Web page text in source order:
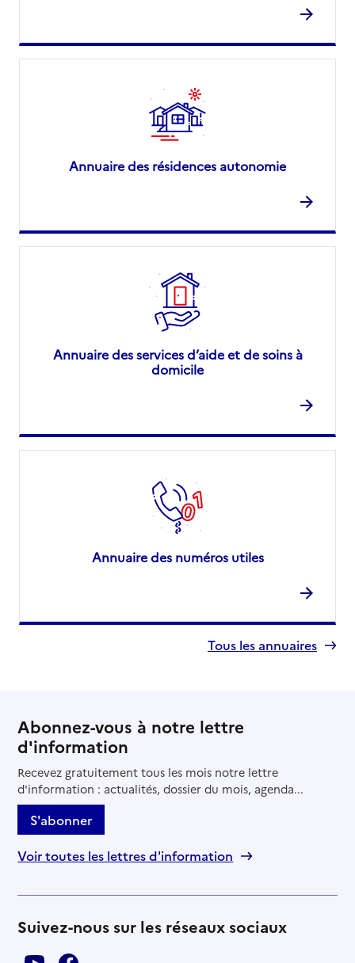
Annuaire des résidences autonomie
Annuaire des services d’aide et de soins à
domicile
Annuaire des numéros utiles
Tous les annuaires
Abonnez-vous à notre lettre
d'information
Recevez gratuitement tous les mois notre lettre
d'information : actualités, dossier du mois, agenda...
S'abonner
Voir toutes les lettres d'information
Suivez-nous sur les réseaux sociaux